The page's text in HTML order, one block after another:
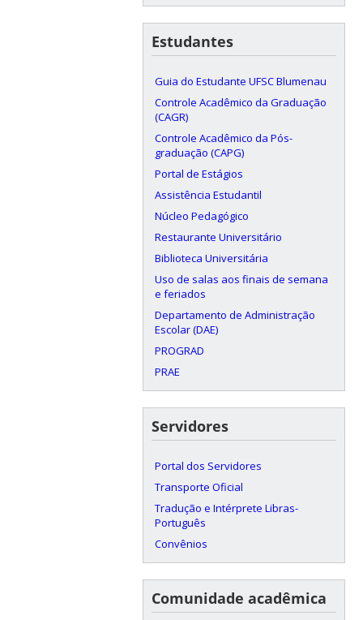
Estudantes
Guia do Estudante UFSC Blumenau
Controle Acadêmico da Graduação
(CAGR)
Controle Acadêmico da Pós-
graduação (CAPG)
Portal de Estágios
Assistência Estudantil
Núcleo Pedagógico
Restaurante Universitário
Biblioteca Universitária
Uso de salas aos finais de semana
e feriados
Departamento de Administração
Escolar (DAE)
PROGRAD
PRAE
Servidores
Portal dos Servidores
Transporte Oficial
Tradução e Intérprete Libras-
Português
Convênios
Comunidade acadêmica